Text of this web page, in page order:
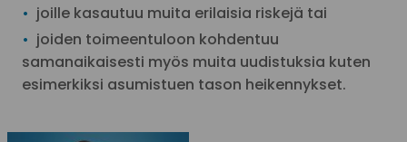
joille kasautuu muita erilaisia riskejä tai
joiden toimeentuloon kohdentuu
samanaikaisesti myös muita uudistuksia kuten
esimerkiksi asumistuen tason heikennykset.